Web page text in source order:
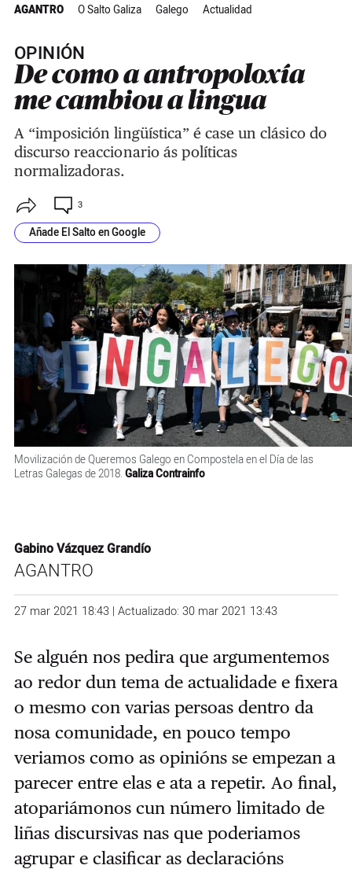
AGANTRO O Salto Galiza Galego Actualidad
OPINIÓN
De como a antropoloxía
me cambiou a lingua
A “imposición lingüística” é case un clásico do
discurso reaccionario ás políticas
normalizadoras.
3
Añade El Salto en Google
Movilización de Queremos Galego en Compostela en el Día de las
Letras Galegas de 2018. Galiza Contrainfo
Gabino Vázquez Grandío
AGANTRO
27 mar 2021 18:43 | Actualizado: 30 mar 2021 13:43
Se alguén nos pedira que argumentemos
ao redor dun tema de actualidade e fixera
o mesmo con varias persoas dentro da
nosa comunidade, en pouco tempo
veriamos como as opinións se empezan a
parecer entre elas e ata a repetir. Ao final,
atopariámonos cun número limitado de
liñas discursivas nas que poderiamos
agrupar e clasificar as declaracións